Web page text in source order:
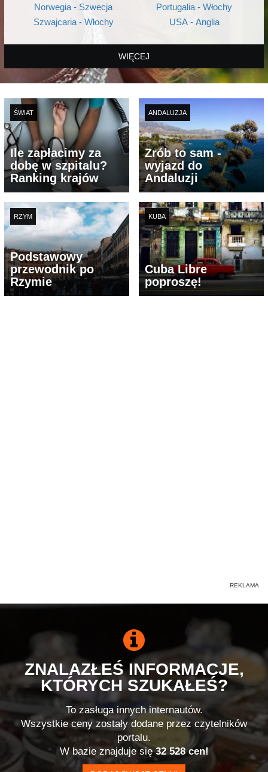
Norwegia - Szwecja
Szwajcaria - Włochy
Portugalia - Włochy
USA - Anglia
WIĘCEJ
ŚWIAT
Ile zapłacimy za
dobę w szpitalu?
Ranking krajów
ANDALUZJA
Zrób to sam -
wyjazd do
Andaluzji
RZYM
Podstawowy
przewodnik po
Rzymie
KUBA
Cuba Libre
poproszę!
ZNALAZŁEŚ INFORMACJE,
KTÓRYCH SZUKAŁEŚ?
To zasługa innych internautów.
Wszystkie ceny zostały dodane przez czytelników
portalu.
W bazie znajduje się32 528 cen!